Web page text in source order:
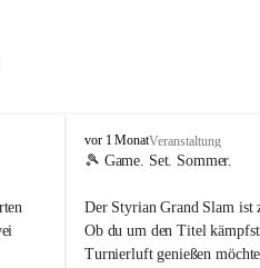
d
o
t
e
n
.
vor 1 MonatVeranstaltung
🎾 Game. Set. Sommer.
Der Styrian Grand Slam ist
Ob du um den Titel
Turnierluft genießen